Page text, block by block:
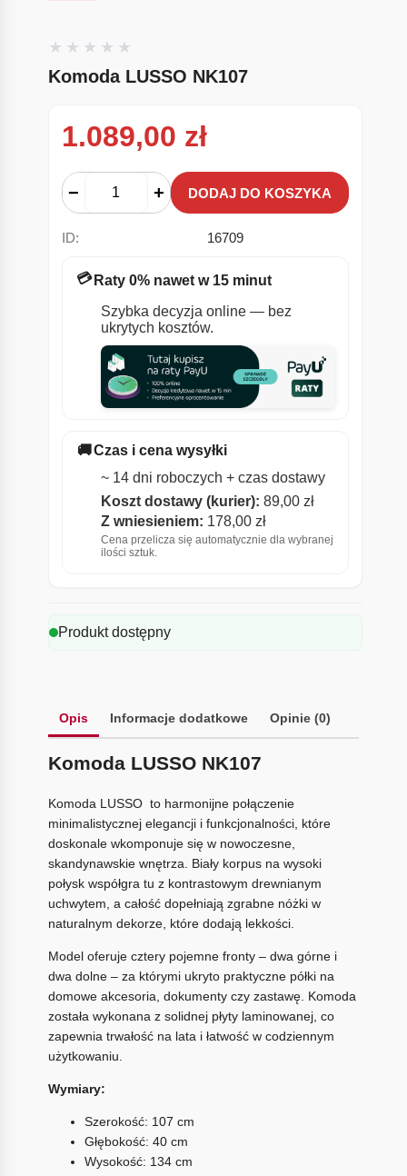
Komoda LUSSO NK107
1.089,00 zł
− + DODAJ DO KOSZYKA
ID: 16709
💳 Raty 0% nawet w 15 minut
Szybka decyzja online — bez
ukrytych kosztów.
🚚Czas i cena wysyłki
~ 14 dni roboczych + czas dostawy
Koszt dostawy (kurier): 89,00 zł
Z wniesieniem: 178,00 zł
Cena przelicza się automatycznie dla wybranej
ilości sztuk.
Produkt dostępny
Opis Informacje dodatkowe Opinie (0)
Komoda LUSSO NK107
Komoda LUSSO to harmonijne połączenie
minimalistycznej elegancji i funkcjonalności, które
doskonale wkomponuje się w nowoczesne,
skandynawskie wnętrza. Biały korpus na wysoki
połysk współgra tu z kontrastowym drewnianym
uchwytem, a całość dopełniają zgrabne nóżki w
naturalnym dekorze, które dodają lekkości.
Model oferuje cztery pojemne fronty – dwa górne i
dwa dolne – za którymi ukryto praktyczne półki na
domowe akcesoria, dokumenty czy zastawę. Komoda
została wykonana z solidnej płyty laminowanej, co
zapewnia trwałość na lata i łatwość w codziennym
użytkowaniu.
Wymiary:
Szerokość: 107 cm
Głębokość: 40 cm
Wysokość: 134 cm